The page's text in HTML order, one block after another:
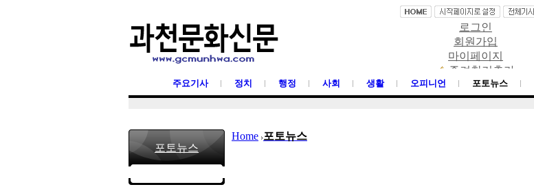
로그인
회원가입
마이페이지
즐겨찾기추가
주요기사 정치 행정 사회 생활 오피니언 포토뉴스
포토뉴스
Home 포토뉴스